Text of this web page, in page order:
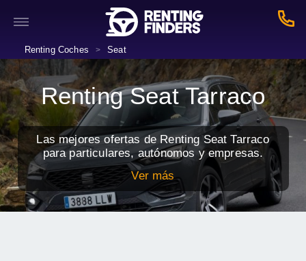
Renting Coches > Seat
Renting Seat Tarraco
Las mejores ofertas de Renting Seat Tarraco
para particulares, autónomos y empresas.
Ver más